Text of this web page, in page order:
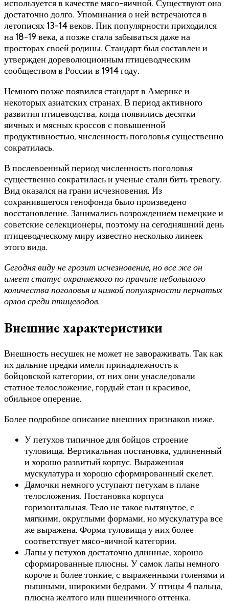
используется в качестве мясо-яичной. Существуют она
достаточно долго. Упоминания о ней встречаются в
летописях 13-14 веков. Пик популярности приходился
на 18-19 века, а позже стала забываться даже на
просторах своей родины. Стандарт был составлен и
утвержден дореволюционным птицеводческим
сообществом в России в 1914 году.
Немного позже появился стандарт в Америке и
некоторых азиатских странах. В период активного
развития птицеводства, когда появились десятки
яичных и мясных кроссов с повышенной
продуктивностью, численность поголовья существенно
сократилась.
В послевоенный период численность поголовья
существенно сократилась и ученые стали бить тревогу.
Вид оказался на грани исчезновения. Из
сохранившегося генофонда было произведено
восстановление. Занимались возрождением немецкие и
советские селекционеры, поэтому на сегодняшний день
птицеводческому миру известно несколько линеек
этого вида.
Сегодня виду не грозит исчезновение, но все же он
имеет статус охраняемого по причине небольшого
количества поголовья и низкой популярности пернатых
орлов среди птицеводов.
Внешние характеристики
Внешность несушек не может не завораживать. Так как
их дальние предки имели принадлежность к
бойцовской категории, от них они унаследовали
статное телосложение, гордый стан и красивое,
обильное оперение.
Более подробное описание внешних признаков ниже.
У петухов типичное для бойцов строение
туловища. Вертикальная постановка, удлиненный
и хорошо развитый корпус. Выраженная
мускулатура и хорошо сформированный скелет.
Дамочки немного уступают петухам в плане
телосложения. Постановка корпуса
горизонтальная. Тело не такое вытянутое, с
мягкими, округлыми формами, но мускулатура все
же выражена. Форма туловища у них более
соответствует мясо-яичной категории.
Лапы у петухов достаточно длинные, хорошо
сформированные плюсны. У самок лапы немного
короче и более тонкие, с выраженными голенями и
пышными, широкими бедрами. У птицы 4 пальца,
плюсна желтого или пшеничного оттенка.